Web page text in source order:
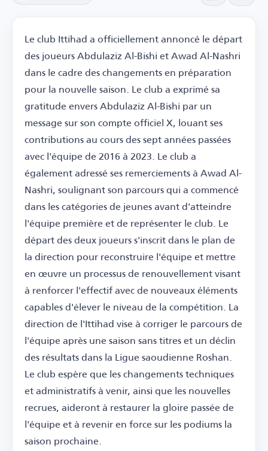
Le club Ittihad a officiellement annoncé le départ
des joueurs Abdulaziz Al-Bishi et Awad Al-Nashri
dans le cadre des changements en préparation
pour la nouvelle saison. Le club a exprimé sa
gratitude envers Abdulaziz Al-Bishi par un
message sur son compte officiel X, louant ses
contributions au cours des sept années passées
avec l'équipe de 2016 à 2023. Le club a
également adressé ses remerciements à Awad Al-
Nashri, soulignant son parcours qui a commencé
dans les catégories de jeunes avant d'atteindre
l'équipe première et de représenter le club. Le
départ des deux joueurs s'inscrit dans le plan de
la direction pour reconstruire l'équipe et mettre
en œuvre un processus de renouvellement visant
à renforcer l'effectif avec de nouveaux éléments
capables d'élever le niveau de la compétition. La
direction de l'Ittihad vise à corriger le parcours de
l'équipe après une saison sans titres et un déclin
des résultats dans la Ligue saoudienne Roshan.
Le club espère que les changements techniques
et administratifs à venir, ainsi que les nouvelles
recrues, aideront à restaurer la gloire passée de
l'équipe et à revenir en force sur les podiums la
saison prochaine.